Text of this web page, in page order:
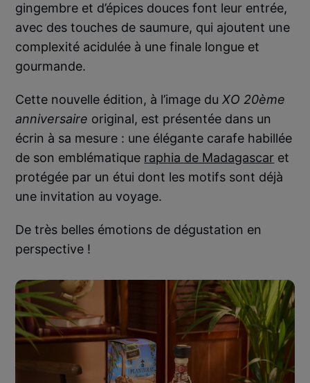
gingembre et d’épices douces font leur entrée,
avec des touches de saumure, qui ajoutent une
complexité acidulée à une finale longue et
gourmande.
Cette nouvelle édition, à l’image duXO 20ème
anniversaire original, est présentée dans un
écrin à sa mesure : une élégante carafe habillée
de son emblématique raphia de Madagascar et
protégée par un étui dont les motifs sont déjà
une invitation au voyage.
De très belles émotions de dégustation en
perspective !